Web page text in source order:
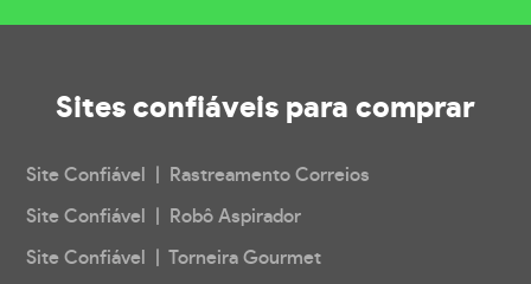
Sites confiáveis para comprar
Site Confiável | Rastreamento Correios
Site Confiável | Robô Aspirador
Site Confiável | Torneira Gourmet